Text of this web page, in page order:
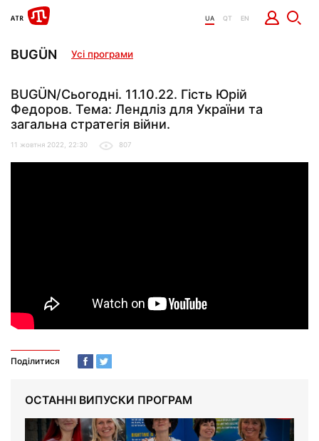
UA QT EN
BUGÜN Усі програми
BUGÜN/Сьогодні. 11.10.22. Гість Юрій
Федоров. Тема: Лендліз для України та
загальна стратегія війни.
11 жовтня 2022, 22:30 807
Поділитися
ОСТАННІ ВИПУСКИ ПРОГРАМ